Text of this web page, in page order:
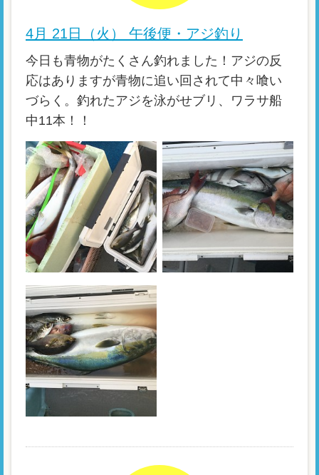
4月 21日（火） 午後便・アジ釣り
今日も青物がたくさん釣れました！アジの反
応はありますが青物に追い回されて中々喰い
づらく。釣れたアジを泳がせブリ、ワラサ船
中11本！！